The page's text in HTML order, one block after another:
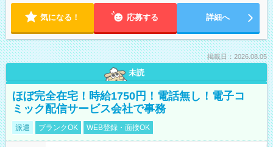
気になる！ 応募する 詳細へ
掲載日：2026.08.05
未読
ほぼ完全在宅！時給1750円！電話無し！電子コ
ミック配信サービス会社で事務
派遣 ブランクOK WEB登録・面接OK